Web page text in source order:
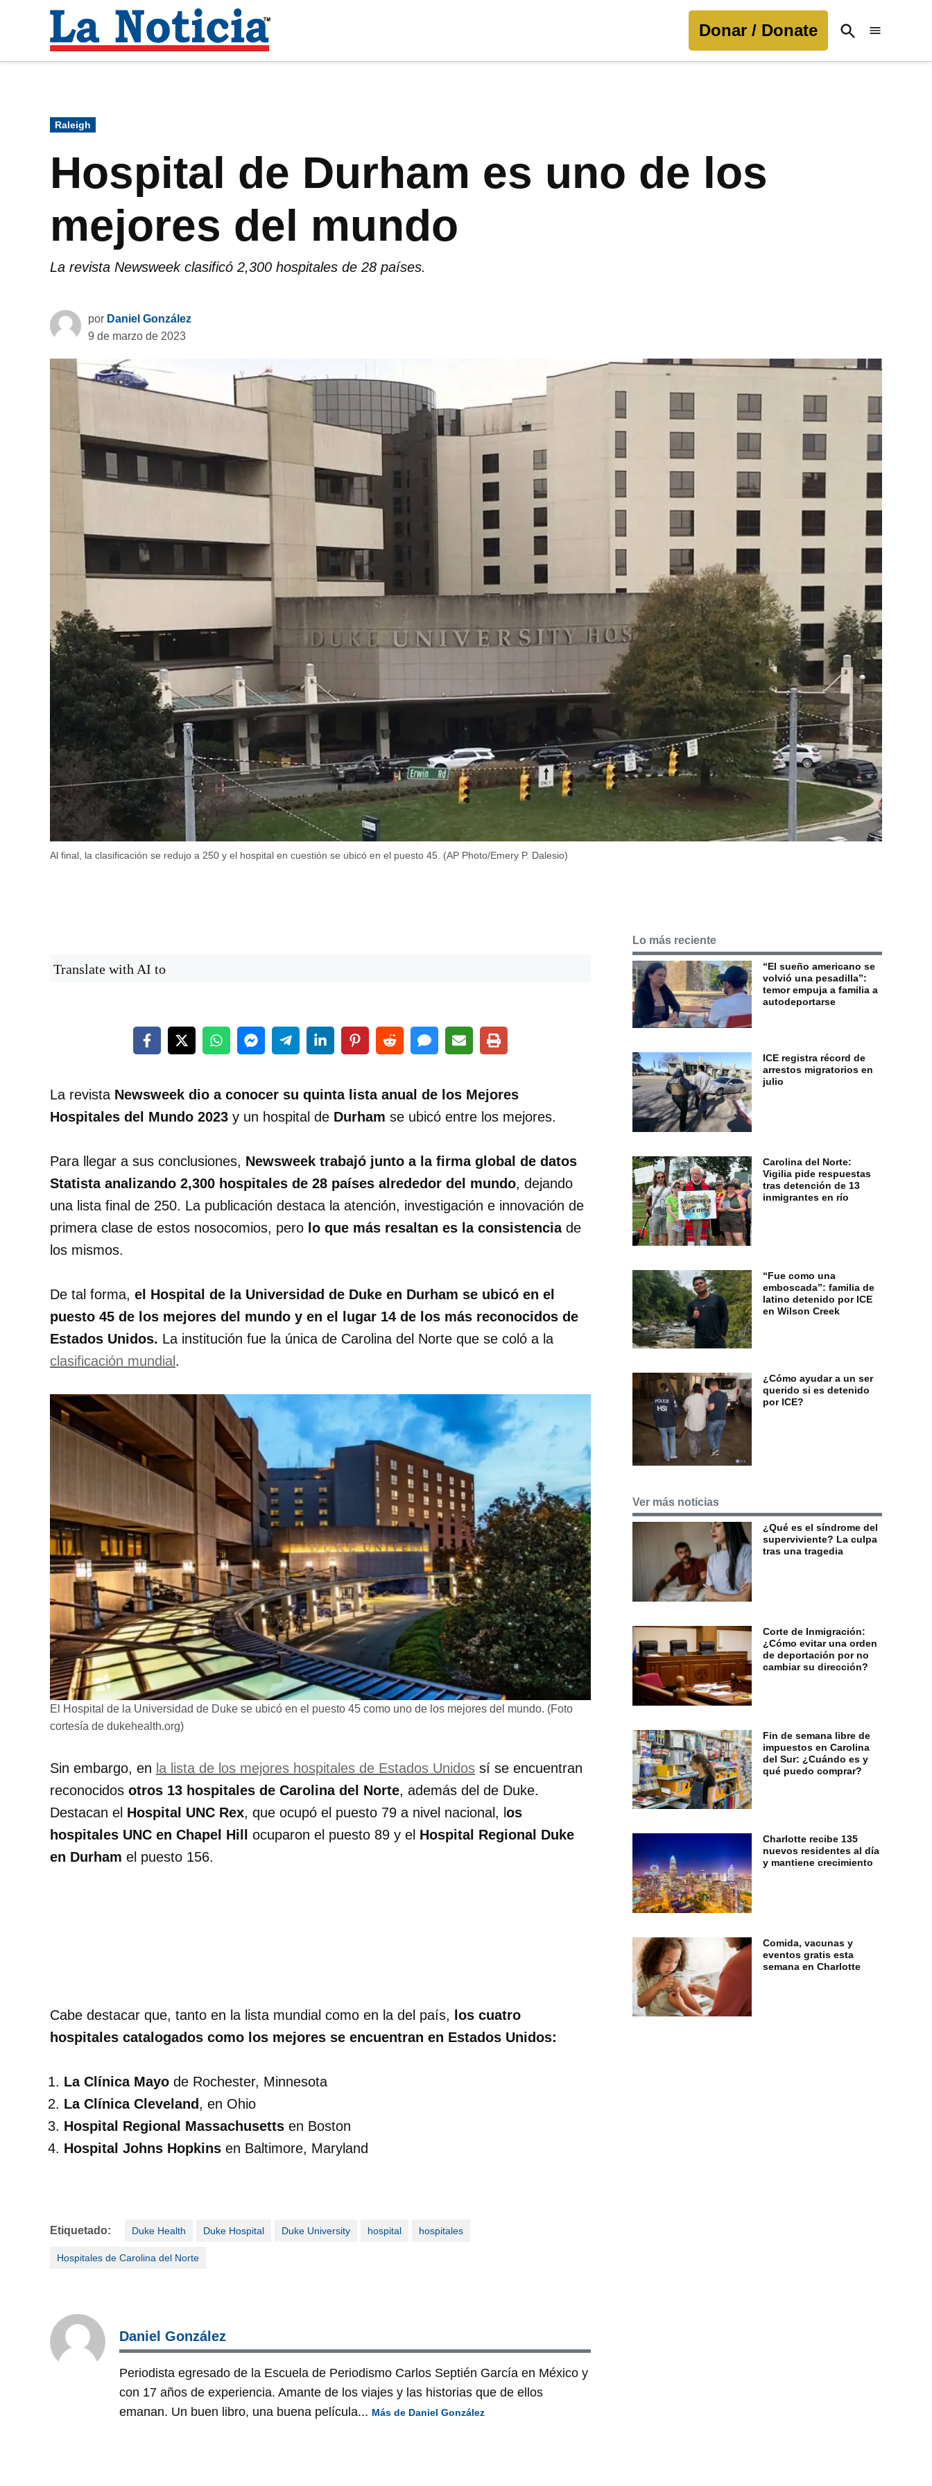
contenido
Noticia
Donar / Donate
Open
Search
Publicado
en
Raleigh
Hospital de Durham es uno de los
mejores del mundo
La revista Newsweek clasificó 2,300 hospitales de 28 países.
por Daniel González
9 de marzo de 2023
Al final, la clasificación se redujo a 250 y el hospital en cuestión se ubicó en el puesto 45. (AP Photo/Emery P. Dalesio)
Translate with AI to
La revista Newsweek dio a conocer su quinta lista anual de los Mejores
Hospitales del Mundo 2023 y un hospital de Durham se ubicó entre los mejores.
Para llegar a sus conclusiones, Newsweek trabajó junto a la firma global de datos
Statista analizando 2,300 hospitales de 28 países alrededor del mundo, dejando
una lista final de 250. La publicación destaca la atención, investigación e innovación de
primera clase de estos nosocomios, pero lo que más resaltan es la consistenciade
los mismos.
De tal forma, el Hospital de la Universidad de Duke en Durham se ubicó en el
puesto 45 de los mejores del mundo y en el lugar 14 de los más reconocidos de
Estados Unidos. La institución fue la única de Carolina del Norte que se coló a la
clasificación mundial .
El Hospital de la Universidad de Duke se ubicó en el puesto 45 como uno de los mejores del mundo. (Foto
cortesía de dukehealth.org)
Sin embargo, en la lista de los mejores hospitales de Estados Unidos sí se encuentran
reconocidos otros 13 hospitales de Carolina del Norte, además del de Duke.
Destacan el Hospital UNC Rex, que ocupó el puesto 79 a nivel nacional, l os
hospitales UNC en Chapel Hill
ocuparon el puesto 89 y el Hospital Regional Duke
en Durham el puesto 156.
Cabe destacar que, tanto en la lista mundial como en la del país,
los cuatro
hospitales catalogados como los mejores se encuentran en Estados Unidos:
La Clínica Mayo de Rochester, Minnesota
La Clínica Cleveland, en Ohio
Hospital Regional Massachusetts en Boston
Hospital Johns Hopkins en Baltimore, Maryland
Etiquetado: Duke Health Duke Hospital Duke University hospital hospitales
Hospitales de Carolina del Norte
Daniel González
Periodista egresado de la Escuela de Periodismo Carlos Septién García en México y
con 17 años de experiencia. Amante de los viajes y las historias que de ellos
emanan. Un buen libro, una buena película... Más de Daniel González
Lo más reciente
“El sueño americano se
volvió una pesadilla”:
temor empuja a familia a
autodeportarse
ICE registra récord de
arrestos migratorios en
julio
Carolina del Norte:
Vigilia pide respuestas
tras detención de 13
inmigrantes en río
“Fue como una
emboscada”: familia de
latino detenido por ICE
en Wilson Creek
¿Cómo ayudar a un ser
querido si es detenido
por ICE?
Ver más noticias
¿Qué es el síndrome del
superviviente? La culpa
tras una tragedia
Corte de Inmigración:
¿Cómo evitar una orden
de deportación por no
cambiar su dirección?
Fin de semana libre de
impuestos en Carolina
del Sur: ¿Cuándo es y
qué puedo comprar?
Charlotte recibe 135
nuevos residentes al día
y mantiene crecimiento
Comida, vacunas y
eventos gratis esta
semana en Charlotte